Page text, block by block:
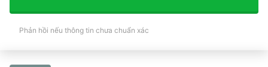
Phản hồi nếu thông tin chưa chuẩn xác